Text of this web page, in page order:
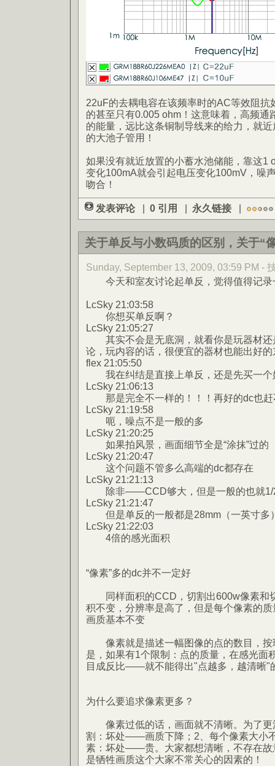
22uF的去耦电容在该频率时的AC等效阻抗
的甚至只有0.005 ohm！这意味着，高频通
的能量，远比这条铜制导线来的给力，就
的大池子管用！
如果没有就近放置的小蓄水池储能，靠这1
变化100mA就会引起电压变化100mV，噪
吻合！
发表评论 | 0 引用 | 永久链接 |
关于单反与小数码质的区别，关于“
Sunday, September 13, 2009, 03:59 PM -
今天和室友讨论起单反，觉得值得记录
LcSky 21:03:58
你想买单反啊？
LcSky 21:05:27
其实不会是无底洞，就看你是玩器材还
论，玩内容的话，很便宜的器材也能出好
flex 21:05:50
我在纠结是直接上单反，还是先买一个
LcSky 21:06:13
那是完全不一样的！！！再好的dc也赶
LcSky 21:19:58
呃，噪点不是一般的多
LcSky 21:20:25
如果拍风景，画面细节全是“涂抹”过的
LcSky 21:20:47
这个问题不管多么高端的dc都存在
LcSky 21:21:13
除非——CCD够大，但是一般的也就1/
LcSky 21:21:47
但是单反的一般都是28mm（一英寸多
LcSky 21:22:03
4倍的感光面积
“像素”多的dc并不一定好
同样面积的CCD，切割出600w像素和
积不变，分辨率是高了，但是每个像素的
画质基本不变
像素就是描述一幅图像的点的数目，按
是，如果有1个限制：点的质量，在感光面
目成反比——就不能得出"点越多，越清晰"
为什么要追求像素更多？
像素过低的话，画面就不清晰。为了更
割：坏处——画质下降；2、每个像素大小
素：坏处——贵。大家都想清晰，不存在故
是牺牲画质这个大家不常关心的因素的！